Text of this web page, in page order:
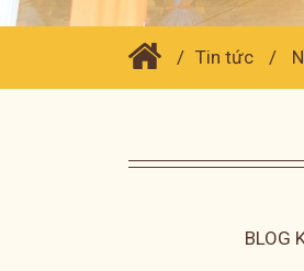
Tin tức
BLOG